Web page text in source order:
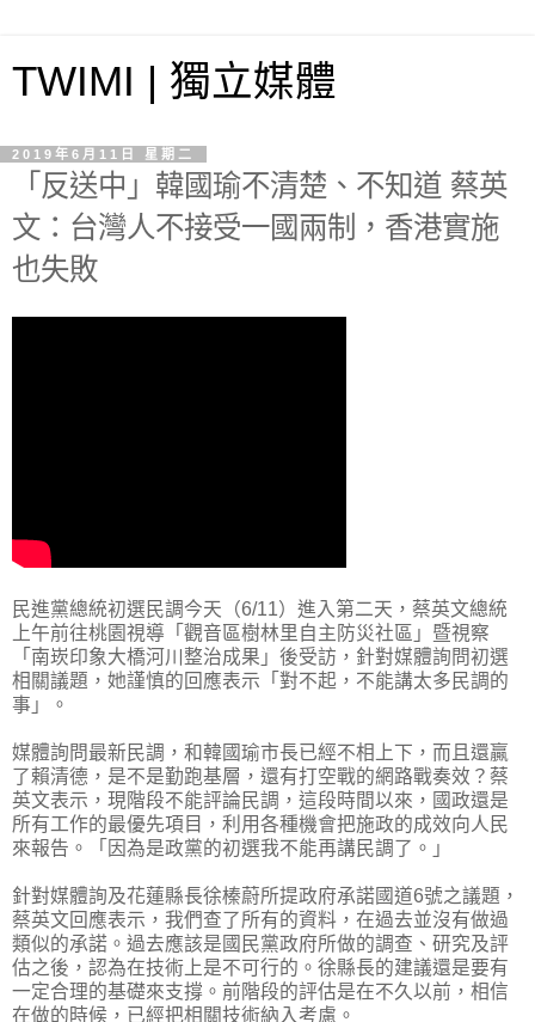
TWIMI | 獨立媒體
2019年6月11日 星期二
「反送中」韓國瑜不清楚、不知道 蔡英
文：台灣人不接受一國兩制，香港實施
也失敗
民進黨總統初選民調今天（6/11）進入第二天，蔡英文總統
上午前往桃園視導「觀音區樹林里自主防災社區」暨視察
「南崁印象大橋河川整治成果」後受訪，針對媒體詢問初選
相關議題，她謹慎的回應表示「對不起，不能講太多民調的
事」。
媒體詢問最新民調，和韓國瑜市長已經不相上下，而且還贏
了賴清德，是不是勤跑基層，還有打空戰的網路戰奏效？蔡
英文表示，現階段不能評論民調，這段時間以來，國政還是
所有工作的最優先項目，利用各種機會把施政的成效向人民
來報告。「因為是政黨的初選我不能再講民調了。」
針對媒體詢及花蓮縣長徐榛蔚所提政府承諾國道6號之議題，
蔡英文回應表示，我們查了所有的資料，在過去並沒有做過
類似的承諾。過去應該是國民黨政府所做的調查、研究及評
估之後，認為在技術上是不可行的。徐縣長的建議還是要有
一定合理的基礎來支撐。前階段的評估是在不久以前，相信
在做的時候，已經把相關技術納入考慮。